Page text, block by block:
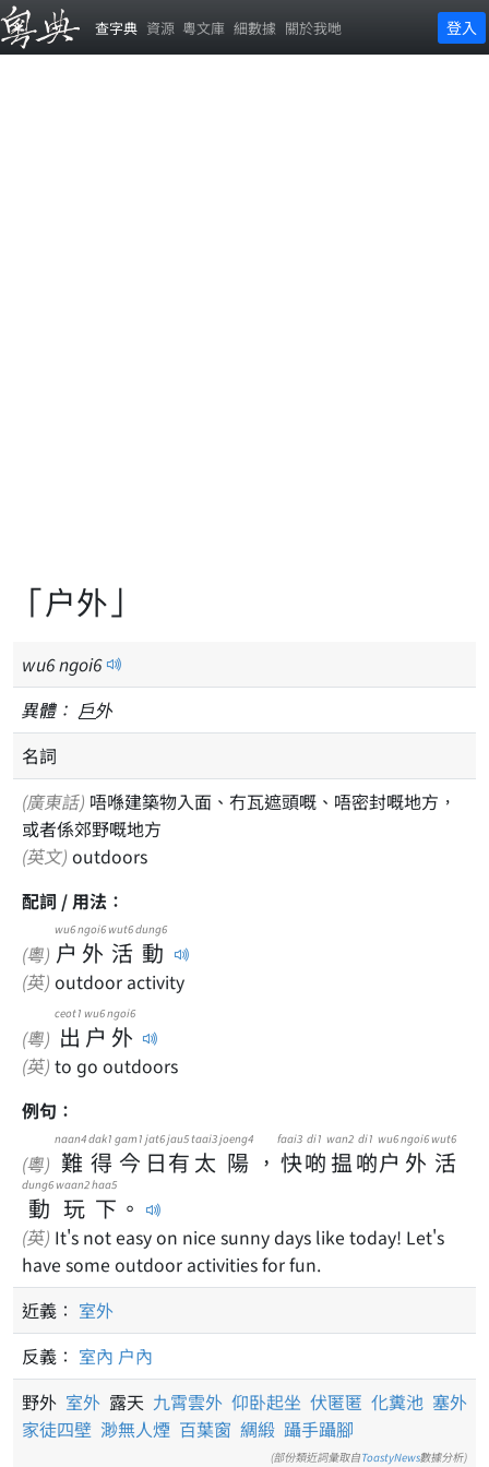
查字典 資源 粵文庫 細數據 關於我哋 登入
「户外」
wu6ngoi6
異體： 戶外
名詞
(廣東話)
或者係郊野嘅地方
(英文) outdoors
配詞 / 用法：
(粵) 户
wu6
外
ngoi6
活
wut6
動
dung6
(英) outdoor activity
(粵) 出
ceot1
户
wu6
外
ngoi6
(英) to go outdoors
例句：
(粵) 難
naan4
得
dak1
今
gam1
日
jat6
有
jau5
太
taai3
陽
joeng4
， 快
faai3
啲
di1
揾
wan2
啲
di1
户
wu6
外
ngoi6
活
wut6
動
dung6
玩
waan2
下
haa5
。
(英) It's not easy on nice sunny days like today! Let's
have some outdoor activities for fun.
近義： 室外
反義： 室內 户內
野外 室外 露天 九霄雲外 仰卧起坐 伏匿匿 化糞池 塞外
家徒四壁 渺無人煙 百葉窗 綢緞 躡手躡腳
(部份類近詞彙取自ToastyNews數據分析)